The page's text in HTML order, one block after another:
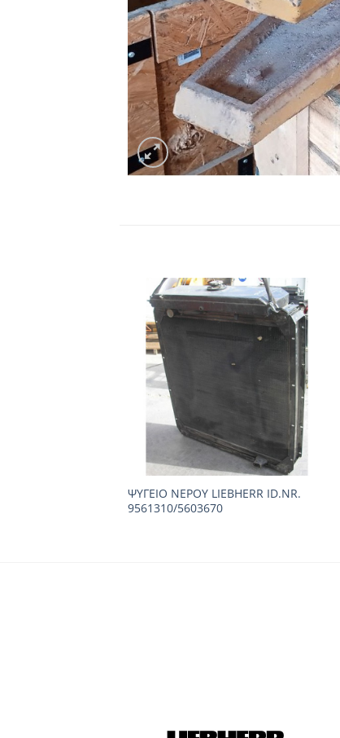
ΨΥΓΕΙΟ ΝΕΡΟΥ LIEBHERR ID.NR.
9561310/5603670